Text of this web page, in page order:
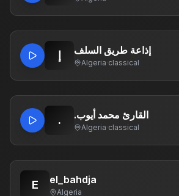
إذاعة طريق السلف
Algeria·classical
. .القارئ محمد أيوب
Algeria·classical
E el_bahdja
Algeria